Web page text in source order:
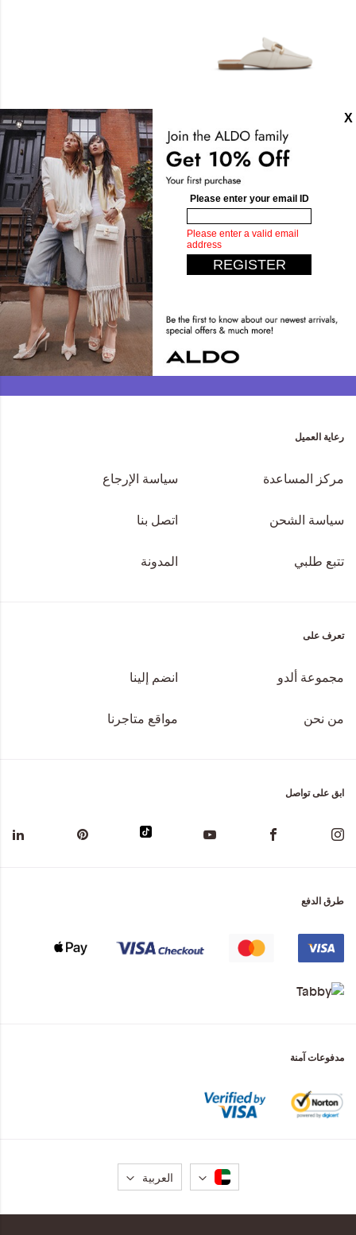
د.إ‏ 229.00
عائلة ألدو
انضم الآن لعائلة ألدو وتمتع بمزايا خاصة . المفاجآت بانتظارك عند طلبك
الأول!
انضم الان
رعاية العميل
مركز المساعدة سياسة الإرجاع
سياسة الشحن اتصل بنا
تتبع طلبي المدونة
تعرف على
مجموعة ألدو انضم إلينا
من نحن مواقع متاجرنا
ابق على تواصل
طرق الدفع
مدفوعات آمنة
لغة
العربية